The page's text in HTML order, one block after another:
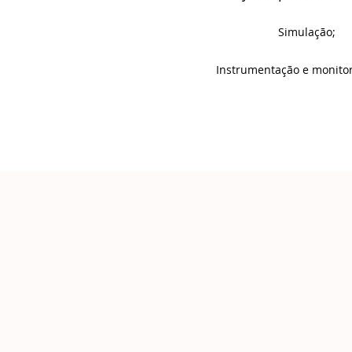
Simulação;
Instrumentação e